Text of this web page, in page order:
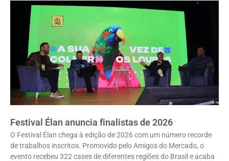
Festival Élan anuncia finalistas de 2026
O Festival Élan chega à edição de 2026 com um número recorde
de trabalhos inscritos. Promovido pelo Amigos do Mercado, o
evento recebeu 322 cases de diferentes regiões do Brasil e acaba